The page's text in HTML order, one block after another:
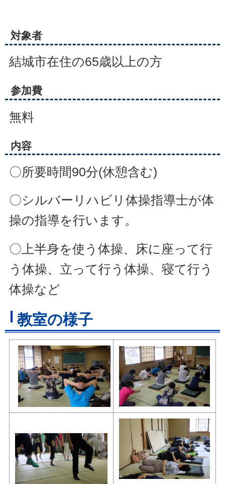
対象者
結城市在住の65歳以上の方
参加費
無料
内容
〇所要時間90分(休憩含む)
〇シルバーリハビリ体操指導士が体
操の指導を行います。
〇上半身を使う体操、床に座って行
う体操、立って行う体操、寝て行う
体操など
教室の様子